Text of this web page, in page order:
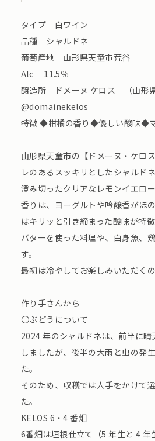
タイプ 白ワイン
品種 シャルドネ
葡萄産地 山形県天童市荒谷
Alc 11.5％
醸造所 ドメーヌ ケロス （山形
@domainekelos
特徴 ◆柑橘の香り◆優しい酸味◆
山形県天童市の【ドメーヌ・ケロ
レのあるスッキリとしたシャルド
澄み切ったクリアなレモンイエロー
香りは、ヨーグルトや吟醸香がほ
はキリッと引き締まった酸味が特徴
バターを使った料理や、白身魚、
す。
最初は冷やしてお楽しみいただく
作り手さんから
〇ぶどうについて
2024 年のシャルドネは、前半に
しましたが、後半の大雨と虫の発
た。
そのため、収穫では人手をかけて
た。
KELOS 6・4 番畑
6番畑は垣根仕立て（5 年生と 4 年